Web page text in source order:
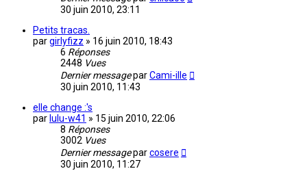
30 juin 2010, 23:11
Petits tracas.
pargirlyfizz » 16 juin 2010, 18:43
6 Réponses
2448 Vues
Dernier messageparCami-ille
30 juin 2010, 11:43
elle change :'s
par lulu-w41 » 15 juin 2010, 22:06
8 Réponses
3002 Vues
Dernier messageparcosere
30 juin 2010, 11:27